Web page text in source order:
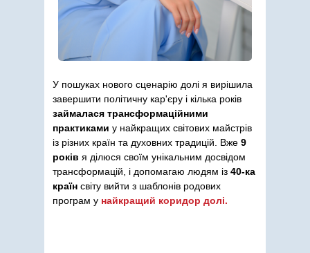
У пошуках нового сценарію долі я вирішила
завершити політичну кар'єру і кілька років
займалася трансформаційними
практиками у найкращих світових майстрів
із різних країн та духовних традицій. Вже 9
років я ділюся своїм унікальним досвідом
трансформацій, і допомагаю людям із 40-ка
країн світу вийти з шаблонів родових
програм у найкращий коридор долі.